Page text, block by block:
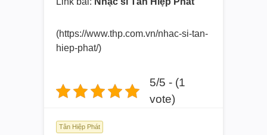
(https://www.thp.com.vn/nhac-si-tan-
hiep-phat/)
5/5 - (1
vote)
Tân Hiệp Phát